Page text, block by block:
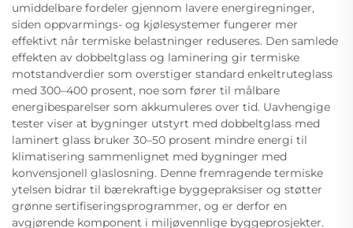
umiddelbare fordeler gjennom lavere energiregninger,
siden oppvarmings- og kjølesystemer fungerer mer
effektivt når termiske belastninger reduseres. Den samlede
effekten av dobbeltglass og laminering gir termiske
motstandverdier som overstiger standard enkeltruteglass
med 300–400 prosent, noe som fører til målbare
energibesparelser som akkumuleres over tid. Uavhengige
tester viser at bygninger utstyrt med dobbeltglass med
laminert glass bruker 30–50 prosent mindre energi til
klimatisering sammenlignet med bygninger med
konvensjonell glaslosning. Denne fremragende termiske
ytelsen bidrar til bærekraftige byggepraksiser og støtter
grønne sertifiseringsprogrammer, og er derfor en
avgjørende komponent i miljøvennlige byggeprosjekter.